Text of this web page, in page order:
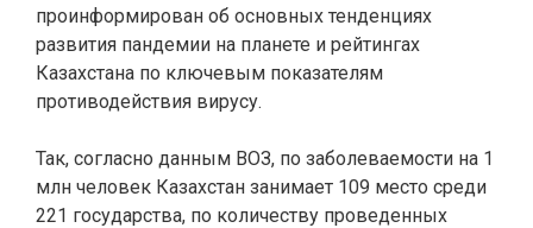
проинформирован об основных тенденциях
развития пандемии на планете и рейтингах
Казахстана по ключевым показателям
противодействия вирусу.
Так, согласно данным ВОЗ, по заболеваемости на 1
млн человек Казахстан занимает 109 место среди
221 государства, по количеству проведенных